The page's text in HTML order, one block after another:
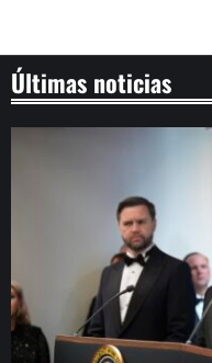
Últimas noticias